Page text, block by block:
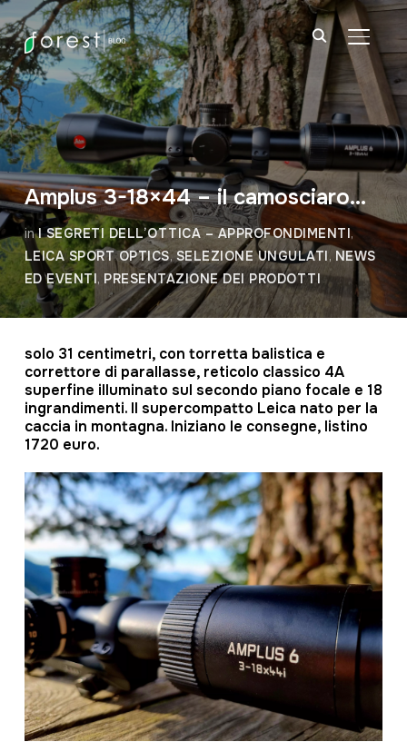
APRI/
Amplus 3-18×44 – il camosciaro…
inI SEGRETI DELL’OTTICA – APPROFONDIMENTI,
LEICA SPORT OPTICS,SELEZIONE UNGULATI, NEWS
ED EVENTI, PRESENTAZIONE DEI PRODOTTI
solo 31 centimetri, con torretta balistica e
correttore di parallasse, reticolo classico 4A
superfine illuminato sul secondo piano focale e 18
ingrandimenti. Il supercompatto Leica nato per la
caccia in montagna. Iniziano le consegne, listino
1720 euro.